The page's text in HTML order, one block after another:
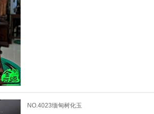
NO.4023缅甸树化玉